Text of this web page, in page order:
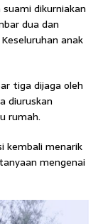
dikurniakan
dua dan
anak
tiga dijaga oleh
diuruskan
rumah.
kembali menarik
mengenai